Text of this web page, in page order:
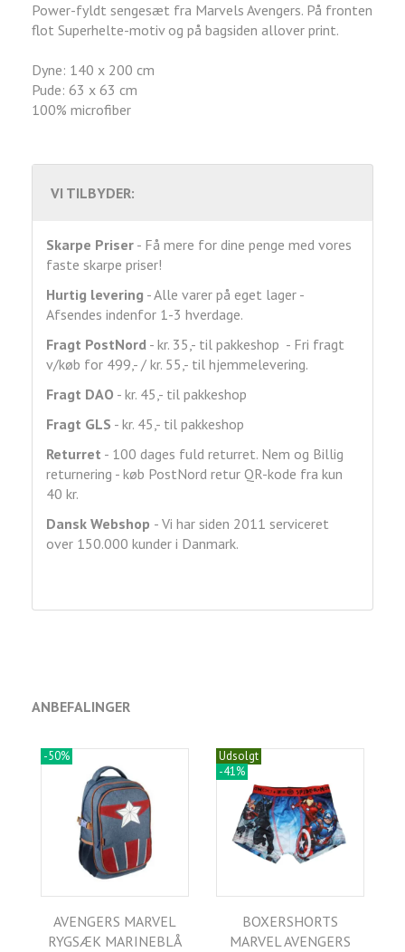
Power-fyldt sengesæt fra Marvels Avengers. På fronten
flot Superhelte-motiv og på bagsiden allover print.
Dyne: 140 x 200 cm
Pude: 63 x 63 cm
100% microfiber
VI TILBYDER:
Skarpe Priser - Få mere for dine penge med vores
faste skarpe priser!
Hurtig levering - Alle varer på eget lager -
Afsendes indenfor 1-3 hverdage.
Fragt PostNord - kr. 35,- til pakkeshop - Fri fragt
v/køb for 499,- / kr. 55,- til hjemmelevering.
Fragt DAO - kr. 45,- til pakkeshop
Fragt GLS - kr. 45,- til pakkeshop
Returret - 100 dages fuld returret. Nem og Billig
returnering - køb PostNord retur QR-kode fra kun
40 kr.
Dansk Webshop - Vi har siden 2011 serviceret
over 150.000 kunder i Danmark.
ANBEFALINGER
-50%
AVENGERS MARVEL
RYGSÆK MARINEBLÅ
Udsolgt
-41%
BOXERSHORTS
MARVEL AVENGERS